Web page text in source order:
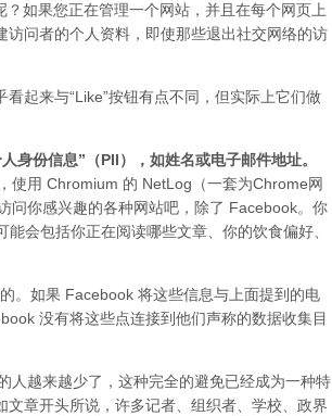
如果您正在管理一个网站，并且在每个网页上
访问者的个人资料，即使那些退出社交网络的访
起来与“Like”按钮有点不同，但实际上它们做
份信息”（PII），如姓名或电子邮件地址。
使用 Chromium 的 NetLog（一套为Chrome网
问你感兴趣的各种网站吧，除了 Facebook。你
会包括你正在阅读哪些文章、你的饮食偏好、
。如果 Facebook 将这些信息与上面提到的电
没有将这些点连接到他们声称的数据收集目
人越来越少了，这种完全的避免已经成为一种特
章开头所说，许多记者、组织​​者、学校、政界